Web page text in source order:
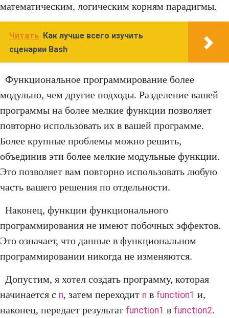
математическим, логическим корням парадигмы.
Читать Как лучше всего изучить
сценарии Bash
Функциональное программирование более
модульно, чем другие подходы. Разделение вашей
программы на более мелкие функции позволяет
повторно использовать их в вашей программе.
Более крупные проблемы можно решить,
объединив эти более мелкие модульные функции.
Это позволяет вам повторно использовать любую
часть вашего решения по отдельности.
Наконец, функции функционального
программирования не имеют побочных эффектов.
Это означает, что данные в функциональном
программировании никогда не изменяются.
Допустим, я хотел создать программу, которая
начинается с n, затем переходит n в function1 и,
наконец, передает результат function1 в function2.